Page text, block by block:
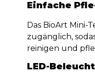
Einfache
Das BioArt Mini-
zugänglich,
reinigen und
LED-